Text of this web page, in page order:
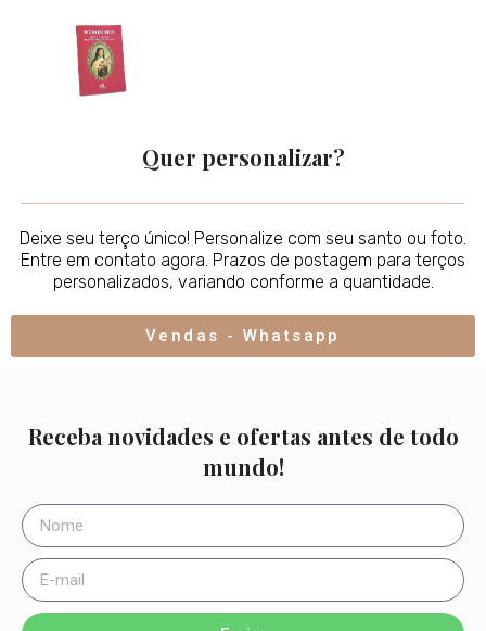
Quer personalizar?
Deixe seu terço único! Personalize com seu santo ou foto.
Entre em contato agora. Prazos de postagem para terços
personalizados, variando conforme a quantidade.
Vendas - Whatsapp
Receba novidades e ofertas antes de todo
mundo!